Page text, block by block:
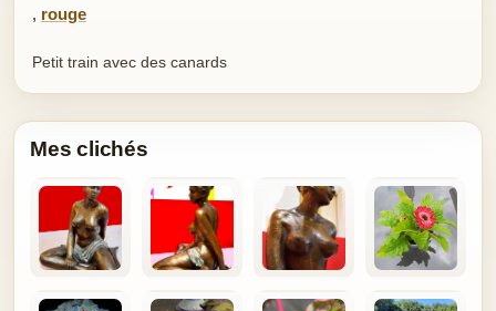
, rouge
Petit train avec des canards
Mes clichés